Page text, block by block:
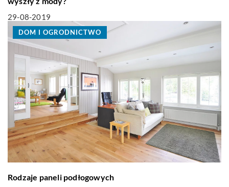
29-08-2019
DOM I OGRODNICTWO
Rodzaje paneli podłogowych